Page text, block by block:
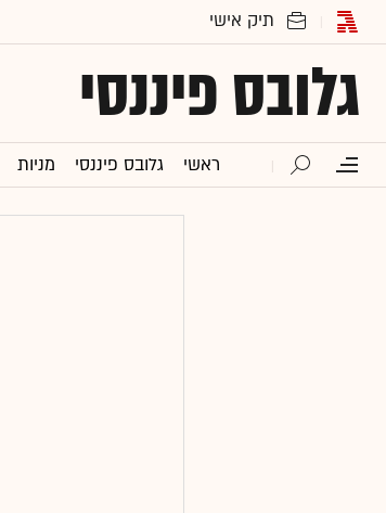
גלובס פיננסי
ראשי גלובס פיננסי מניות